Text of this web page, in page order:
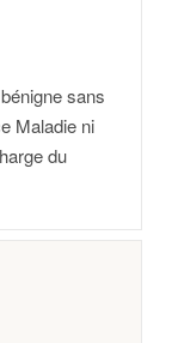
sans
Maladie ni
du